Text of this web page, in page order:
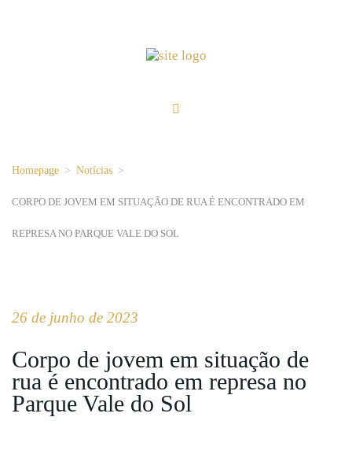
Homepage > Notícias >
CORPO DE JOVEM EM SITUAÇÃO DE RUA É ENCONTRADO EM
REPRESA NO PARQUE VALE DO SOL
26 de junho de 2023
Corpo de jovem em situação de
rua é encontrado em represa no
Parque Vale do Sol